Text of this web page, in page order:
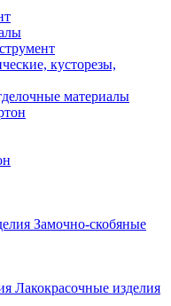
кусторезы,
материалы
Замочно-скобяные
Лакокрасочные изделия